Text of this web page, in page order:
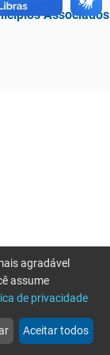
Associados
more_horiz
Mais
agradável
assume
de privacidade
Aceitar todos